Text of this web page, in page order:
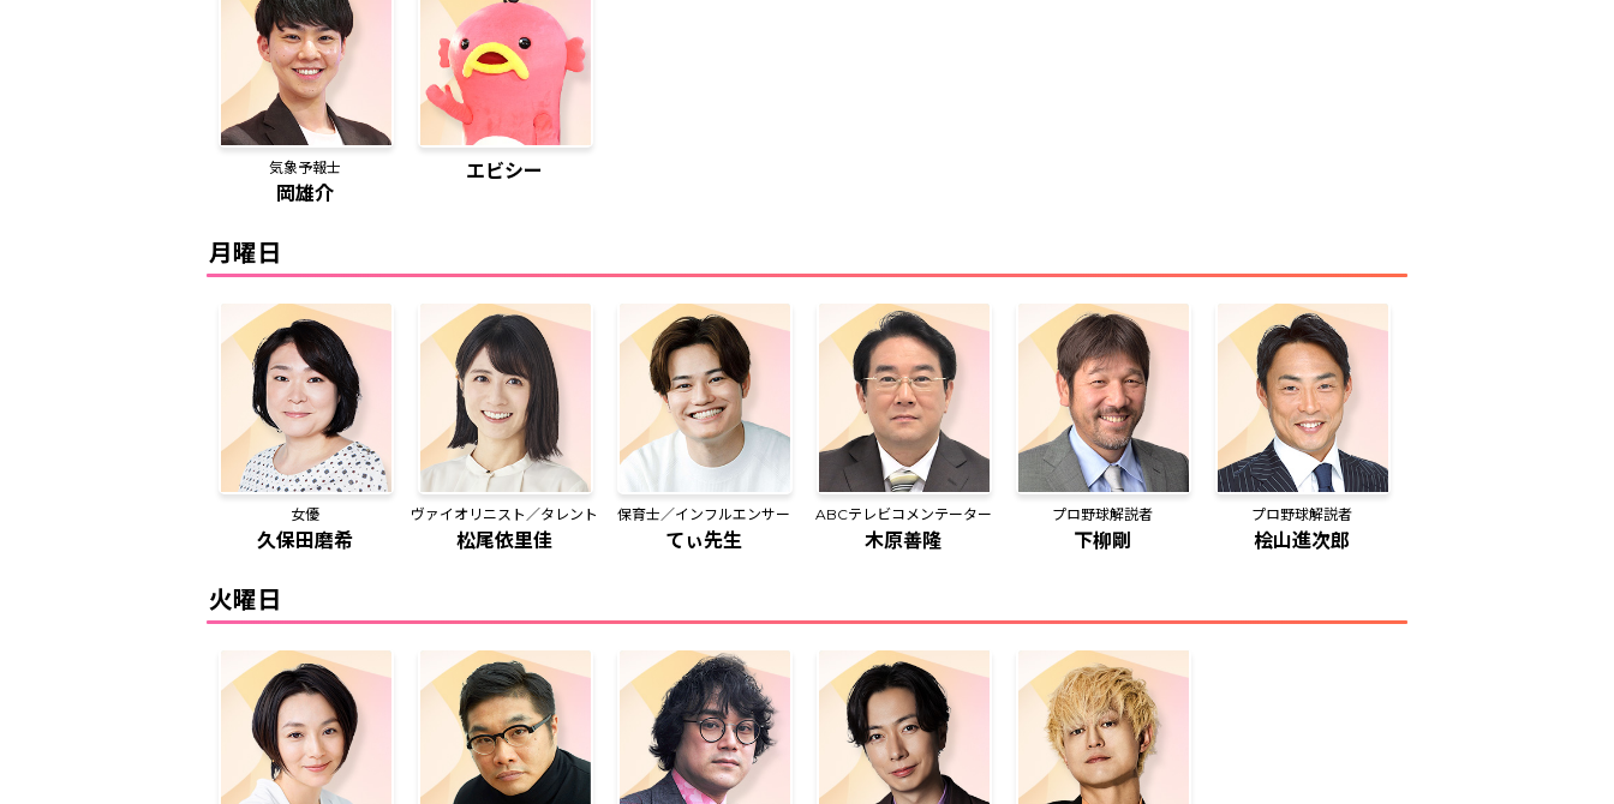
気象予報士
岡雄介
エビシー
月曜日
女優
久保田磨希
ヴァイオリニスト／タレント
松尾依里佳
保育士／インフルエンサー
てぃ先生
ABCテレビコメンテーター
木原善隆
プロ野球解説者
下柳剛
プロ野球解説者
桧山進次郎
火曜日